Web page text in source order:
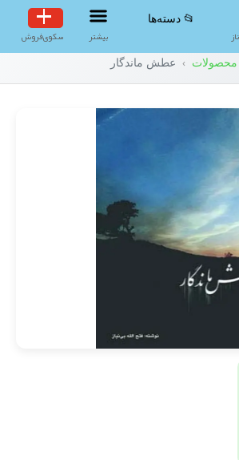
📂 دسته‌ها
بیشتر سکوی‌فروش
› عطش ماندگار